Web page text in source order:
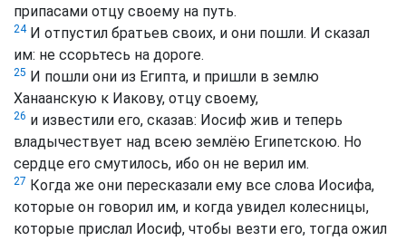
припасами отцу своему на путь.
24И отпустил братьев своих, и они пошли. И сказал
им: не ссорьтесь на дороге.
25 И пошли они из Египта, и пришли в землю
Ханаанскую к Иакову, отцу своему,
26 и известили его, сказав: Иосиф жив и теперь
владычествует над всею землёю Египетскою. Но
сердце его смутилось, ибо он не верил им.
27 Когда же они пересказали ему все слова Иосифа,
которые он говорил им, и когда увидел колесницы,
которые прислал Иосиф, чтобы везти его, тогда ожил